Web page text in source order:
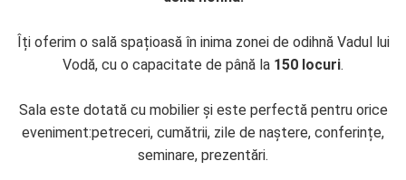
Îți oferim o sală spațioasă în inima zonei de odihnă Vadul lui
Vodă, cu o capacitate de până la 150 locuri.
Sala este dotată cu mobilier și este perfectă pentru orice
eveniment:petreceri, cumătrii, zile de naștere, conferințe,
seminare, prezentări.